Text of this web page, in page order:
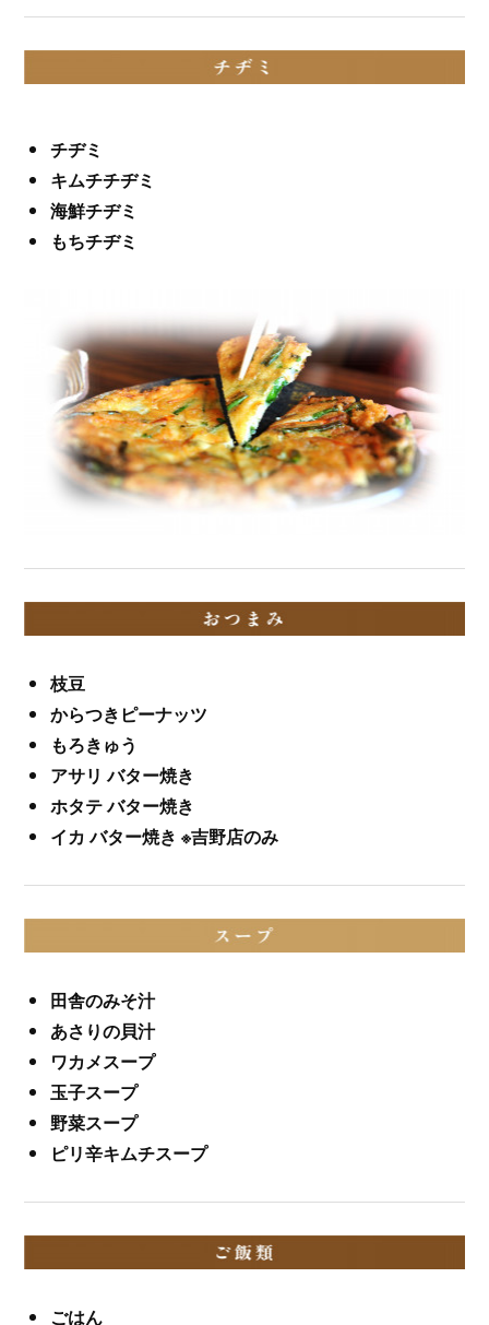
チヂミ
キムチチヂミ
海鮮チヂミ
もちチヂミ
枝豆
からつきピーナッツ
もろきゅう
アサリ バター焼き
ホタテ バター焼き
イカ バター焼き ※吉野店のみ
田舎のみそ汁
あさりの貝汁
ワカメスープ
玉子スープ
野菜スープ
ピリ辛キムチスープ
ごはん